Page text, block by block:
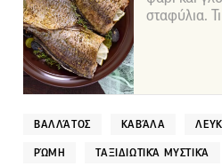
σταφύλια.
ΒΑΛΛΆΤΟΣ ΚΑΒΆΛΑ
ΡΏΜΗ ΤΑΞΙΔΙΩΤΙΚΆ ΜΥΣΤΙΚΆ